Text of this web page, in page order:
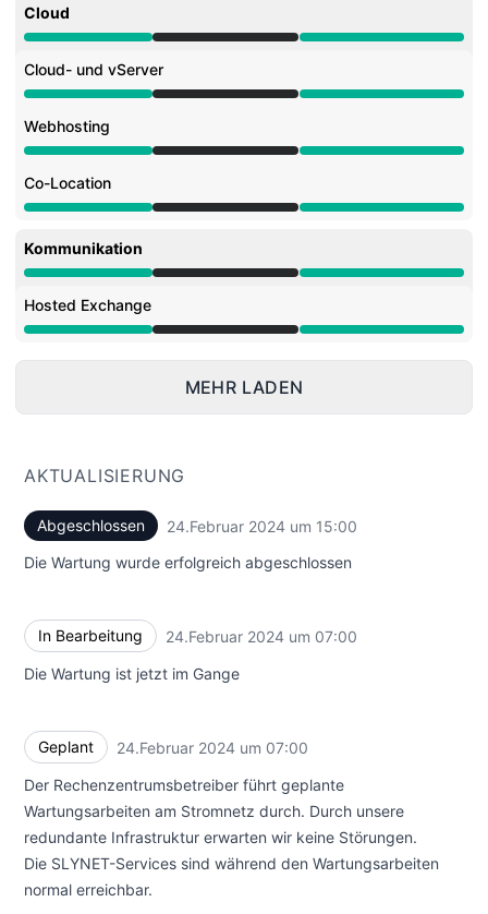
Cloud
Wartung aus 7:00 AM zu 3:00 PM
Cloud- und vServer
Wartung aus 7:00 AM zu 3:00 PM
Webhosting
Wartung aus 7:00 AM zu 3:00 PM
Co-Location
Wartung aus 7:00 AM zu 3:00 PM
Kommunikation
Wartung aus 7:00 AM zu 3:00 PM
Hosted Exchange
Wartung aus 7:00 AM zu 3:00 PM
MEHR LADEN
AKTUALISIERUNG
Abgeschlossen 24.Februar 2024 um 15:00
Die Wartung wurde erfolgreich abgeschlossen
In Bearbeitung 24.Februar 2024 um 07:00
Die Wartung ist jetzt im Gange
Geplant 24.Februar 2024 um 07:00
Der Rechenzentrumsbetreiber führt geplante
Wartungsarbeiten am Stromnetz durch. Durch unsere
redundante Infrastruktur erwarten wir keine Störungen.
Die SLYNET-Services sind während den Wartungsarbeiten
normal erreichbar.